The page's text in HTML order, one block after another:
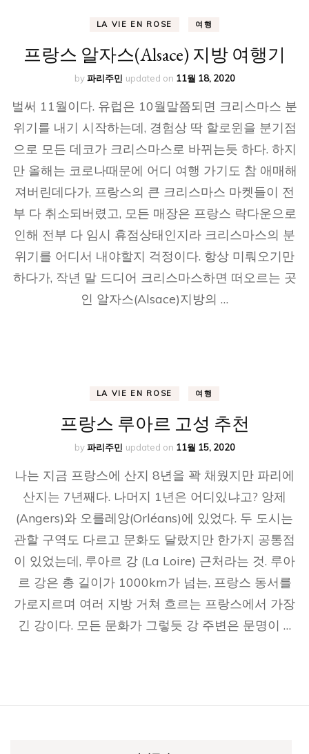
LA VIE EN ROSE 여행
프랑스 알자스(Alsace) 지방 여행기
by파리주민 updated on 11월 18, 2020
벌써 11월이다. 유럽은 10월말쯤되면 크리스마스 분
위기를 내기 시작하는데, 경험상 딱 할로윈을 분기점
으로 모든 데코가 크리스마스로 바뀌는듯 하다. 하지
만 올해는 코로나때문에 어디 여행 가기도 참 애매해
져버린데다가, 프랑스의 큰 크리스마스 마켓들이 전
부 다 취소되버렸고, 모든 매장은 프랑스 락다운으로
인해 전부 다 임시 휴점상태인지라 크리스마스의 분
위기를 어디서 내야할지 걱정이다. 항상 미뤄오기만
하다가, 작년 말 드디어 크리스마스하면 떠오르는 곳
인 알자스(Alsace)지방의 …
LA VIE EN ROSE 여행
프랑스 루아르 고성 추천
by파리주민 updated on 11월 15, 2020
나는 지금 프랑스에 산지 8년을 꽉 채웠지만 파리에
산지는 7년째다. 나머지 1년은 어디있냐고? 앙제
(Angers)와 오를레앙(Orléans)에 있었다. 두 도시는
관할 구역도 다르고 문화도 달랐지만 한가지 공통점
이 있었는데, 루아르 강 (La Loire) 근처라는 것. 루아
르 강은 총 길이가 1000km가 넘는, 프랑스 동서를
가로지르며 여러 지방 거쳐 흐르는 프랑스에서 가장
긴 강이다. 모든 문화가 그렇듯 강 주변은 문명이 …